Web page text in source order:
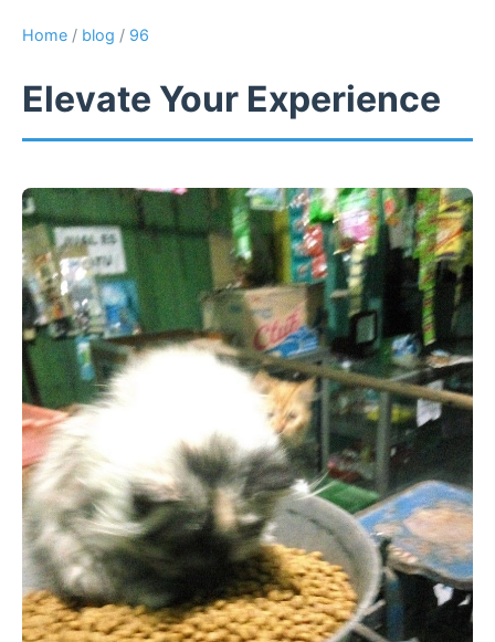
Home / blog / 96
Elevate Your Experience